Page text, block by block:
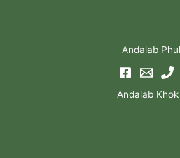
Startseite